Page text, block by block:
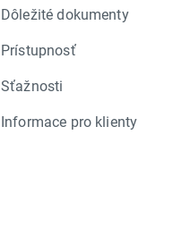
Dôležité dokumenty
Prístupnosť
Sťažnosti
Informace pro klienty